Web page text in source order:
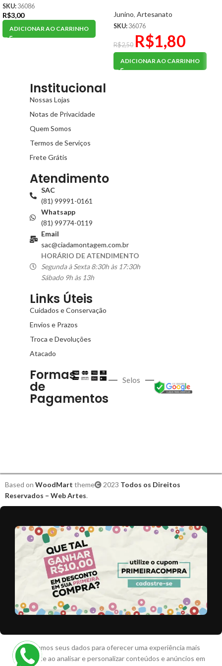
SKU: 36086
R$3,00
ADICIONAR AO CARRINHO
Junino, Artesanato
SKU: 36076
R$2,50 R$1,80
ADICIONAR AO CARRINHO
Institucional
Nossas Lojas
Notas de Privacidade
Quem Somos
Termos de Serviços
Frete Grátis
Atendimento
SAC
(81) 99991-0161
Whatsapp
(81) 99774-0119
Email
sac@ciadamontagem.com.br
HORÁRIO DE ATENDIMENTO
Segunda à Sexta 8:30h às 17:30h
Sábado 9h às 13h
Links Úteis
Cuidados e Conservação
Envios e Prazos
Troca e Devoluções
Atacado
Formas
de
Pagamentos
Selos
Based on WoodMart theme 2023 Todos os Direitos
Reservados – Web Artes.
Utilizamos seus dados para oferecer uma experiência mais
relevante ao analisar e personalizar conteúdos e anúncios em
Aplique
Junino
R$
10